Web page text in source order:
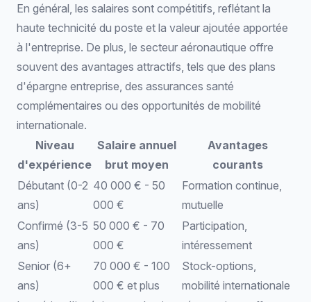
En général, les salaires sont compétitifs, reflétant la
haute technicité du poste et la valeur ajoutée apportée
à l'entreprise. De plus, le secteur aéronautique offre
souvent des avantages attractifs, tels que des plans
d'épargne entreprise, des assurances santé
complémentaires ou des opportunités de mobilité
internationale.
Niveau
d'expérience
Salaire annuel
brut moyen
Avantages
courants
Débutant (0-2
ans)
40 000 € - 50
000 €
Formation continue,
mutuelle
Confirmé (3-5
ans)
50 000 € - 70
000 €
Participation,
intéressement
Senior (6+
ans)
70 000 € - 100
000 € et plus
Stock-options,
mobilité internationale